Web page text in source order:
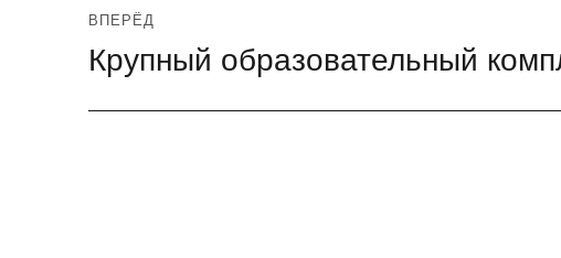
ВПЕРЁД
Следующая
запись:
Крупный образовательный